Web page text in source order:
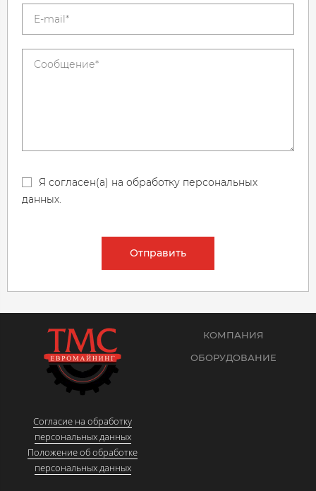
Я согласен(а) на обработку персональных
данных.
Отправить
Согласие на обработку
персональных данных
Положение об обработке
персональных данных
КОМПАНИЯ
ОБОРУДОВАНИЕ